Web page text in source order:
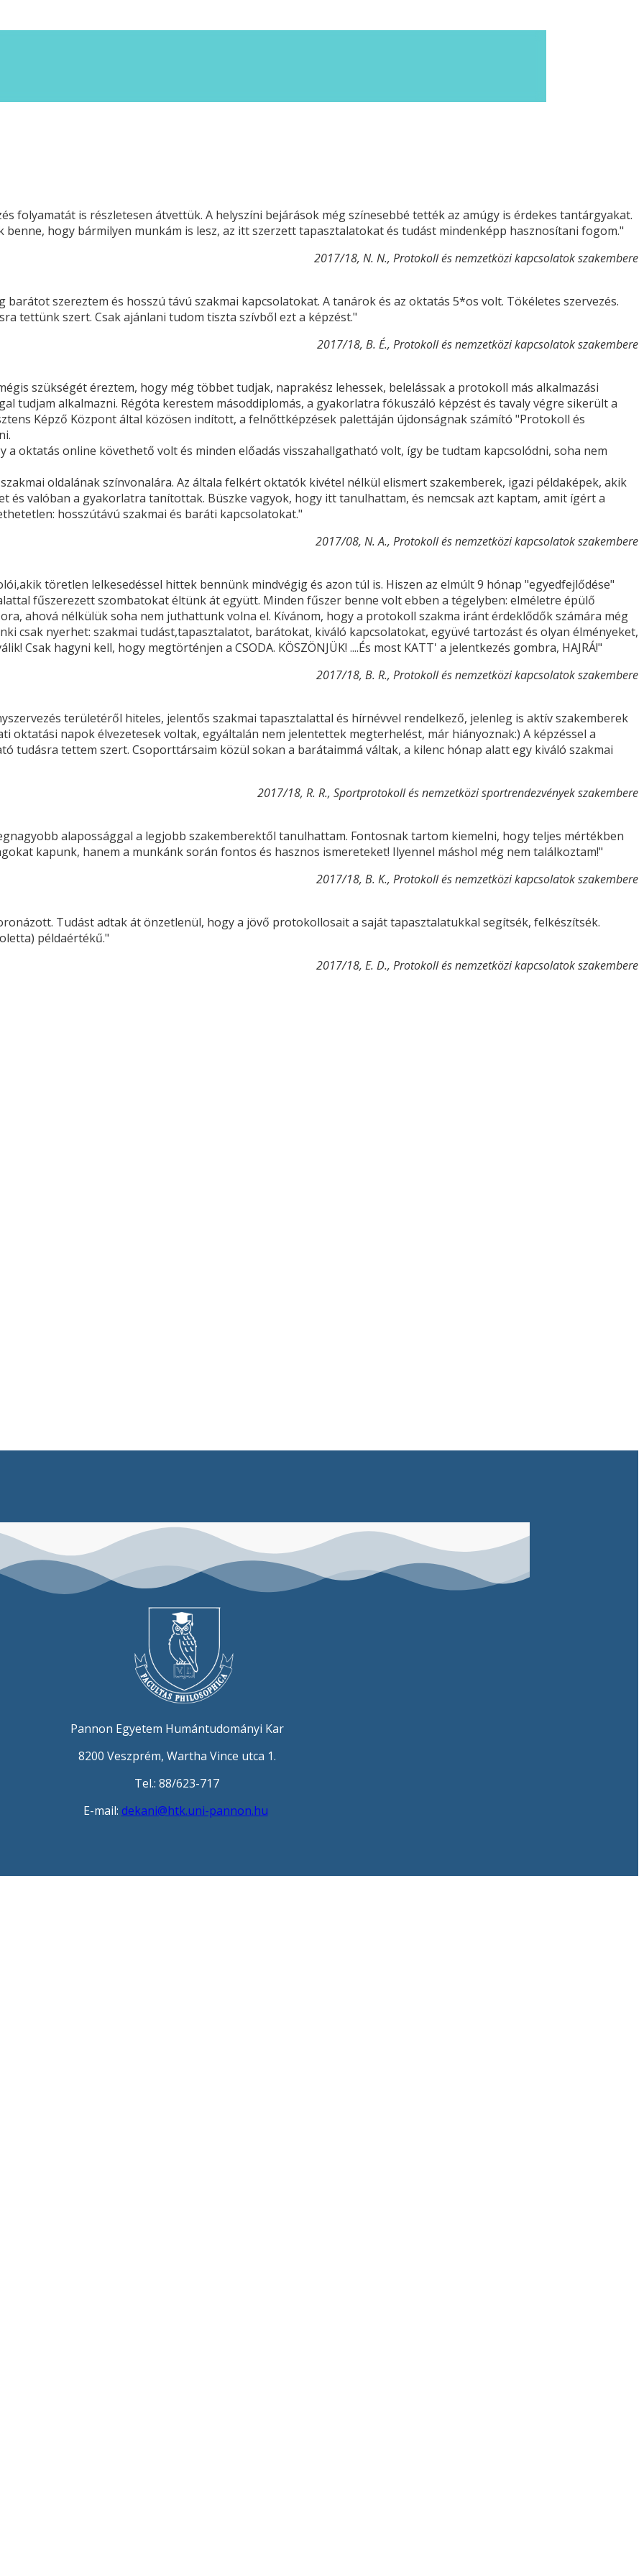
folyamatát is részletesen átvettük. A helyszíni bejárások még színesebbé tették az amúgy is érdekes tantárgyakat.
hogy bármilyen munkám is lesz, az itt szerzett tapasztalatokat és tudást mindenképp hasznosítani fogom."
2017/18, N. N., Protokoll és nemzetközi kapcsolatok szakembere
szereztem és hosszú távú szakmai kapcsolatokat. A tanárok és az oktatás 5*os volt. Tökéletes szervezés.
tettünk szert. Csak ajánlani tudom tiszta szívből ezt a képzést."
2017/18, B. É., Protokoll és nemzetközi kapcsolatok szakembere
szükségét éreztem, hogy még többet tudjak, naprakész lehessek, belelássak a protokoll más alkalmazási
tudjam alkalmazni. Régóta kerestem másoddiplomás, a gyakorlatra fókuszáló képzést és tavaly végre sikerült a
Képző Központ által közösen indított, a felnőttképzések palettáján újdonságnak számító "Protokoll és
oktatás online követhető volt és minden előadás visszahallgatható volt, így be tudtam kapcsolódni, soha nem
oldalának színvonalára. Az általa felkért oktatók kivétel nélkül elismert szakemberek, igazi példaképek, akik
és valóban a gyakorlatra tanítottak. Büszke vagyok, hogy itt tanulhattam, és nemcsak azt kaptam, amit ígért a
hosszútávú szakmai és baráti kapcsolatokat."
2017/08, N. A., Protokoll és nemzetközi kapcsolatok szakembere
töretlen lelkesedéssel hittek bennünk mindvégig és azon túl is. Hiszen az elmúlt 9 hónap "egyedfejlődése"
fűszerezett szombatokat éltünk át együtt. Minden fűszer benne volt ebben a tégelyben: elméletre épülő
ahová nélkülük soha nem juthattunk volna el. Kívánom, hogy a protokoll szakma iránt érdeklődők számára még
csak nyerhet: szakmai tudást,tapasztalatot, barátokat, kiváló kapcsolatokat, együvé tartozást és olyan élményeket,
Csak hagyni kell, hogy megtörténjen a CSODA. KÖSZÖNJÜK! ....És most KATT' a jelentkezés gombra, HAJRÁ!"
2017/18, B. R., Protokoll és nemzetközi kapcsolatok szakembere
területéről hiteles, jelentős szakmai tapasztalattal és hírnévvel rendelkező, jelenleg is aktív szakemberek
oktatási napok élvezetesek voltak, egyáltalán nem jelentettek megterhelést, már hiányoznak:) A képzéssel a
tudásra tettem szert. Csoporttársaim közül sokan a barátaimmá váltak, a kilenc hónap alatt egy kiváló szakmai
2017/18, R. R., Sportprotokoll és nemzetközi sportrendezvények szakembere
alapossággal a legjobb szakemberektől tanulhattam. Fontosnak tartom kiemelni, hogy teljes mértékben
kapunk, hanem a munkánk során fontos és hasznos ismereteket! Ilyennel máshol még nem találkoztam!"
2017/18, B. K., Protokoll és nemzetközi kapcsolatok szakembere
Tudást adtak át önzetlenül, hogy a jövő protokollosait a saját tapasztalatukkal segítsék, felkészítsék.
példaértékű."
2017/18, E. D., Protokoll és nemzetközi kapcsolatok szakembere
Pannon Egyetem Humántudományi Kar
8200 Veszprém, Wartha Vince utca 1.
Tel.: 88/623-717
E-mail: dekani@htk.uni-pannon.hu